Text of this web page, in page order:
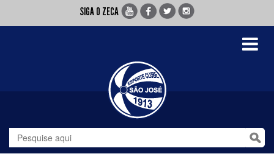
SIGA O ZECA
Toggle